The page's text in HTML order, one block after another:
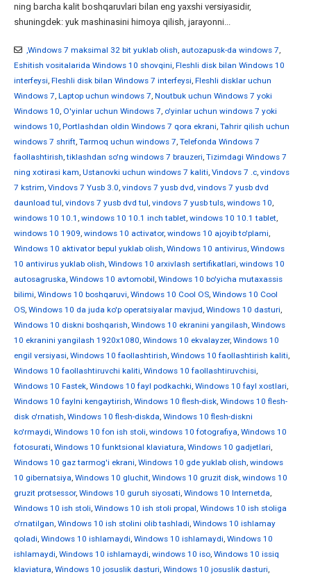
ning barcha kalit boshqaruvlari bilan eng yaxshi versiyasidir,
shuningdek: yuk mashinasini himoya qilish, jarayonni...
,Windows 7 maksimal 32 bit yuklab olish, autozapusk-da windows 7,
Eshitish vositalarida Windows 10 shovqini, Fleshli disk bilan Windows 10
interfeysi, Fleshli disk bilan Windows 7 interfeysi, Fleshli disklar uchun
Windows 7, Laptop uchun windows 7, Noutbuk uchun Windows 7 yoki
Windows 10, O'yinlar uchun Windows 7, o'yinlar uchun windows 7 yoki
windows 10, Portlashdan oldin Windows 7 qora ekrani, Tahrir qilish uchun
windows 7 shrift, Tarmoq uchun windows 7, Telefonda Windows 7
faollashtirish,tiklashdan so'ng windows 7 brauzeri, Tizimdagi Windows 7
ning xotirasi kam, Ustanovki uchun windows 7 kaliti, Vindovs 7 .c, vindovs
7 kstrim, Vindovs 7 Yusb 3.0, vindovs 7 yusb dvd, vindovs 7 yusb dvd
daunload tul, vindovs 7 yusb dvd tul, vindovs 7 yusb tuls, windows 10,
windows 10 10.1 , windows 10 10.1 inch tablet, windows 10 10.1 tablet,
windows 10 1909, windows 10 activator, windows 10 ajoyib to'plami,
Windows 10 aktivator bepul yuklab olish, Windows 10 antivirus, Windows
10 antivirus yuklab olish, Windows 10 arxivlash sertifikatlari, windows 10
autosagruska, Windows 10 avtomobil, Windows 10 bo'yicha mutaxassis
bilimi, Windows 10 boshqaruvi, Windows 10 Cool OS, Windows 10 Cool
OS, Windows 10 da juda ko'p operatsiyalar mavjud, Windows 10 dasturi,
Windows 10 diskni boshqarish, Windows 10 ekranini yangilash, Windows
10 ekranini yangilash 1920x1080, Windows 10 ekvalayzer, Windows 10
engil versiyasi, Windows 10 faollashtirish, Windows 10 faollashtirish kaliti,
Windows 10 faollashtiruvchi kaliti, Windows 10 faollashtiruvchisi,
Windows 10 Fastek, Windows 10 fayl podkachki, Windows 10 fayl xostlari,
Windows 10 faylni kengaytirish, Windows 10 flesh-disk, Windows 10 flesh-
disk o'rnatish, Windows 10 flesh-diskda, Windows 10 flesh-diskni
ko'rmaydi, Windows 10 fon ish stoli, windows 10 fotografiya, Windows 10
fotosurati, Windows 10 funktsional klaviatura, Windows 10 gadjetlari,
Windows 10 gaz tarmog'i ekrani, Windows 10 gde yuklab olish, windows
10 gibernatsiya, Windows 10 gluchit, Windows 10 gruzit disk, windows 10
gruzit protsessor, Windows 10 guruh siyosati, Windows 10 Internetda,
Windows 10 ish stoli, Windows 10 ish stoli propal, Windows 10 ish stoliga
o'rnatilgan, Windows 10 ish stolini olib tashladi, Windows 10 ishlamay
qoladi, Windows 10 ishlamaydi, Windows 10 ishlamaydi, Windows 10
ishlamaydi, Windows 10 ishlamaydi, windows 10 iso, Windows 10 issiq
klaviatura, Windows 10 josuslik dasturi, Windows 10 josuslik dasturi,